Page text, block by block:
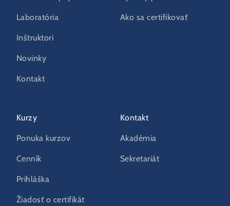
Laboratória
Inštruktori
Novinky
Kontakt
Ako sa certifikovať
Kurzy
Ponuka kurzov
Cenník
Prihláška
Žiadosť o certifikát
Kontakt
Akadémia
Sekretariát